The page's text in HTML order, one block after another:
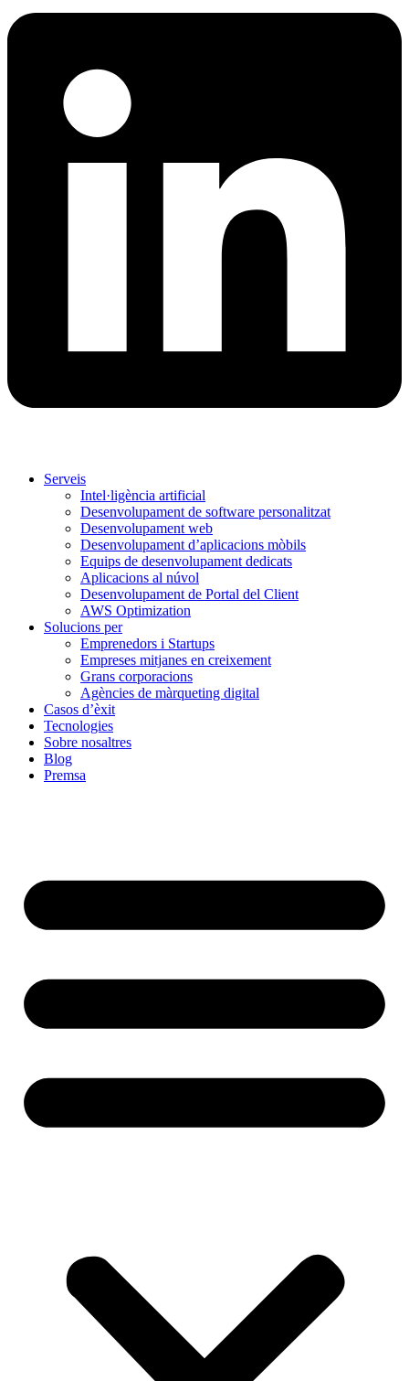
Serveis
Intel·ligència artificial
Desenvolupament de software personalitzat
Desenvolupament web
Desenvolupament d’aplicacions mòbils
Equips de desenvolupament dedicats
Aplicacions al núvol
Desenvolupament de Portal del Client
AWS Optimization
Solucions per
Emprenedors i Startups
Empreses mitjanes en creixement
Grans corporacions
Agències de màrqueting digital
Casos d’èxit
Tecnologies
Sobre nosaltres
Blog
Premsa